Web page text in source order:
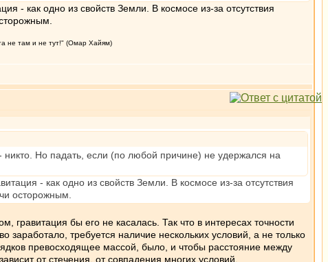
- как одно из свойств Земли. В космосе из-за отсутствия
не там и не тут!" (Омар Хайям)
Но падать, если (по любой причине) не удержался на
- как одно из свойств Земли. В космосе из-за отсутствия
осторожным.
бы его не касалась. Так что в интересах точности
заработало, требуется наличие нескольких условий, а не только
превосходящее массой, было, и чтобы расстояние между
от стечения, от совпадения многих условий.